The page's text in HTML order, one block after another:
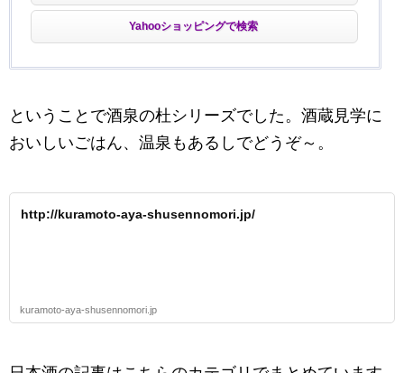
Yahooショッピングで検索
ということで酒泉の杜シリーズでした。酒蔵見学に
おいしいごはん、温泉もあるしでどうぞ～。
http://kuramoto-aya-shusennomori.jp/
kuramoto-aya-shusennomori.jp